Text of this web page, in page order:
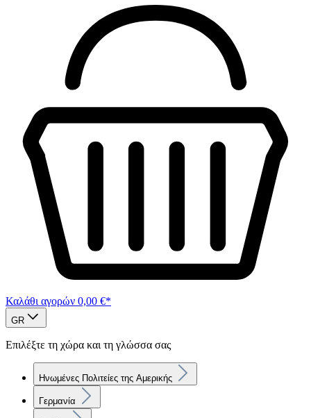
Καλάθι αγορών 0,00 €*
GR
Επιλέξτε τη χώρα και τη γλώσσα σας
Ηνωμένες Πολιτείες της Αμερικής
Γερμανία